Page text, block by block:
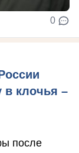
0
в клочья –
после